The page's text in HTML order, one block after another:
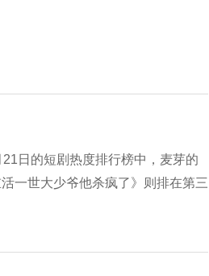
日的短剧热度排行榜中，麦芽的
一世大少爷他杀疯了》则排在第三